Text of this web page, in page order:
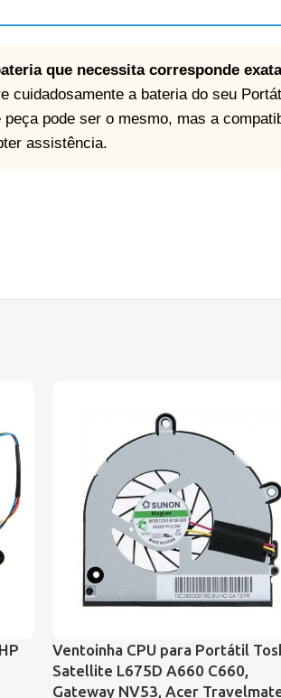
que necessita corresponde
cuidadosamente a bateria do seu
pode ser o mesmo, mas a
assistência.
Ventoinha CPU para Portátil
Satellite L675D A660 C660,
Gateway NV53, Acer